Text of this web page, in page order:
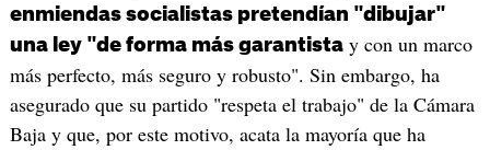
enmiendas socialistas pretendían "dibujar"
una ley "de forma más garantistay con un marco
más perfecto, más seguro y robusto". Sin embargo, ha
asegurado que su partido "respeta el trabajo" de la Cámara
Baja y que, por este motivo, acata la mayoría que ha